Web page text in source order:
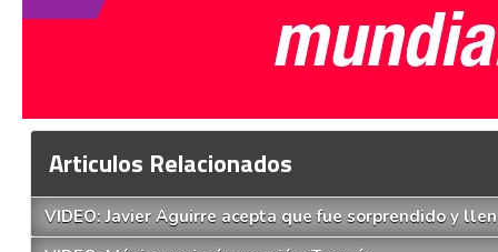
Articulos Relacionados
VIDEO: Javier Aguirre acepta que fue sorprendido y